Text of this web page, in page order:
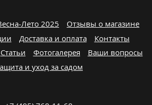
Лето 2025
Отзывы о магазине
Доставка и оплата
Контакты
Статьи Фотогалерея
Ваши вопросы
и уход за садом